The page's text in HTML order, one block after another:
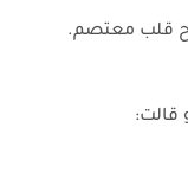
قلب معتصم.
قالت: